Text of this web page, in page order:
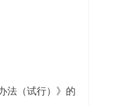
法（试行）》的